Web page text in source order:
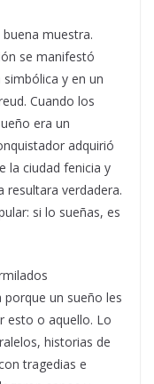
muestra.
se manifestó
y en un
Cuando los
era un
adquirió
la ciudad fenicia y
resultara verdadera.
si lo sueñas, es
un sueño les
esto o aquello. Lo
historias de
tragedias e